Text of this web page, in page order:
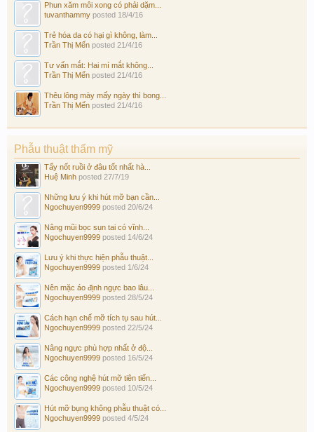
Phun xăm môi xong có phải dặm...
tuvanthammy posted 18/4/16
Trẻ hóa da có hại gì không, làm...
Trần Thị Mến posted 21/4/16
Tư vấn mắt: Hai mí mắt không...
Trần Thị Mến posted 21/4/16
Thêu lông mày mấy ngày thì bong...
Trần Thị Mến posted 21/4/16
Phẫu thuật thẩm mỹ
Tẩy nốt ruồi ở đâu tốt nhất hà...
Huệ Minh posted 27/7/19
Những lưu ý khi hút mỡ bạn cần...
Ngochuyen9999 posted 20/6/24
Nâng mũi bọc sụn tai có vĩnh...
Ngochuyen9999 posted 14/6/24
Lưu ý khi thực hiện phẫu thuật...
Ngochuyen9999 posted 1/6/24
Nên mặc áo định ngực bao lâu...
Ngochuyen9999 posted 28/5/24
Cách hạn chế mỡ tích tụ sau hút...
Ngochuyen9999 posted 22/5/24
Nâng ngực phù hợp nhất ở độ...
Ngochuyen9999 posted 16/5/24
Các công nghệ hút mỡ tiên tiến...
Ngochuyen9999 posted 10/5/24
Hút mỡ bụng không phẫu thuật có...
Ngochuyen9999 posted 4/5/24